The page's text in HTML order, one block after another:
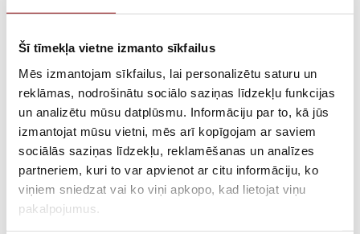
Šī tīmekļa vietne izmanto sīkfailus
Mēs izmantojam sīkfailus, lai personalizētu saturu un
reklāmas, nodrošinātu sociālo saziņas līdzekļu funkcijas
un analizētu mūsu datplūsmu. Informāciju par to, kā jūs
izmantojat mūsu vietni, mēs arī kopīgojam ar saviem
sociālās saziņas līdzekļu, reklamēšanas un analīzes
partneriem, kuri to var apvienot ar citu informāciju, ko
viņiem sniedzat vai ko viņi apkopo, kad lietojat viņu
pakalpojumus.
1 fāzes benzīna ģenerators.
Jaudīgs 1 fāzes benzīna ģenerators HX 4000 C5 ar jaudu 3.7kW ir
paredzēts rezerves un autonomai elektroapgādei situācijās, kad nav
pieejams pastāvīgs elektrotīkls. Ģenerators nodrošina stabilu
elektroenerģijas padevi un pietiekamu jaudas rezervi vairāku
elektroiekārtu vienlaicīgai darbināšanai.
Iekārta ir piemērota apgaismojuma, apkures sistēmu,
elektroinstrumentu, sūkņu un citu vienfāzes elektroiekārtu darbībai
dažādos lietošanas apstākļos, tostarp saimniecībās un nelielās
darbnīcās. HX 4000 C5 ir piemērots gan ikdienas ekspluatācijai, gan
īslaicīgai intensīvākai slodzei.